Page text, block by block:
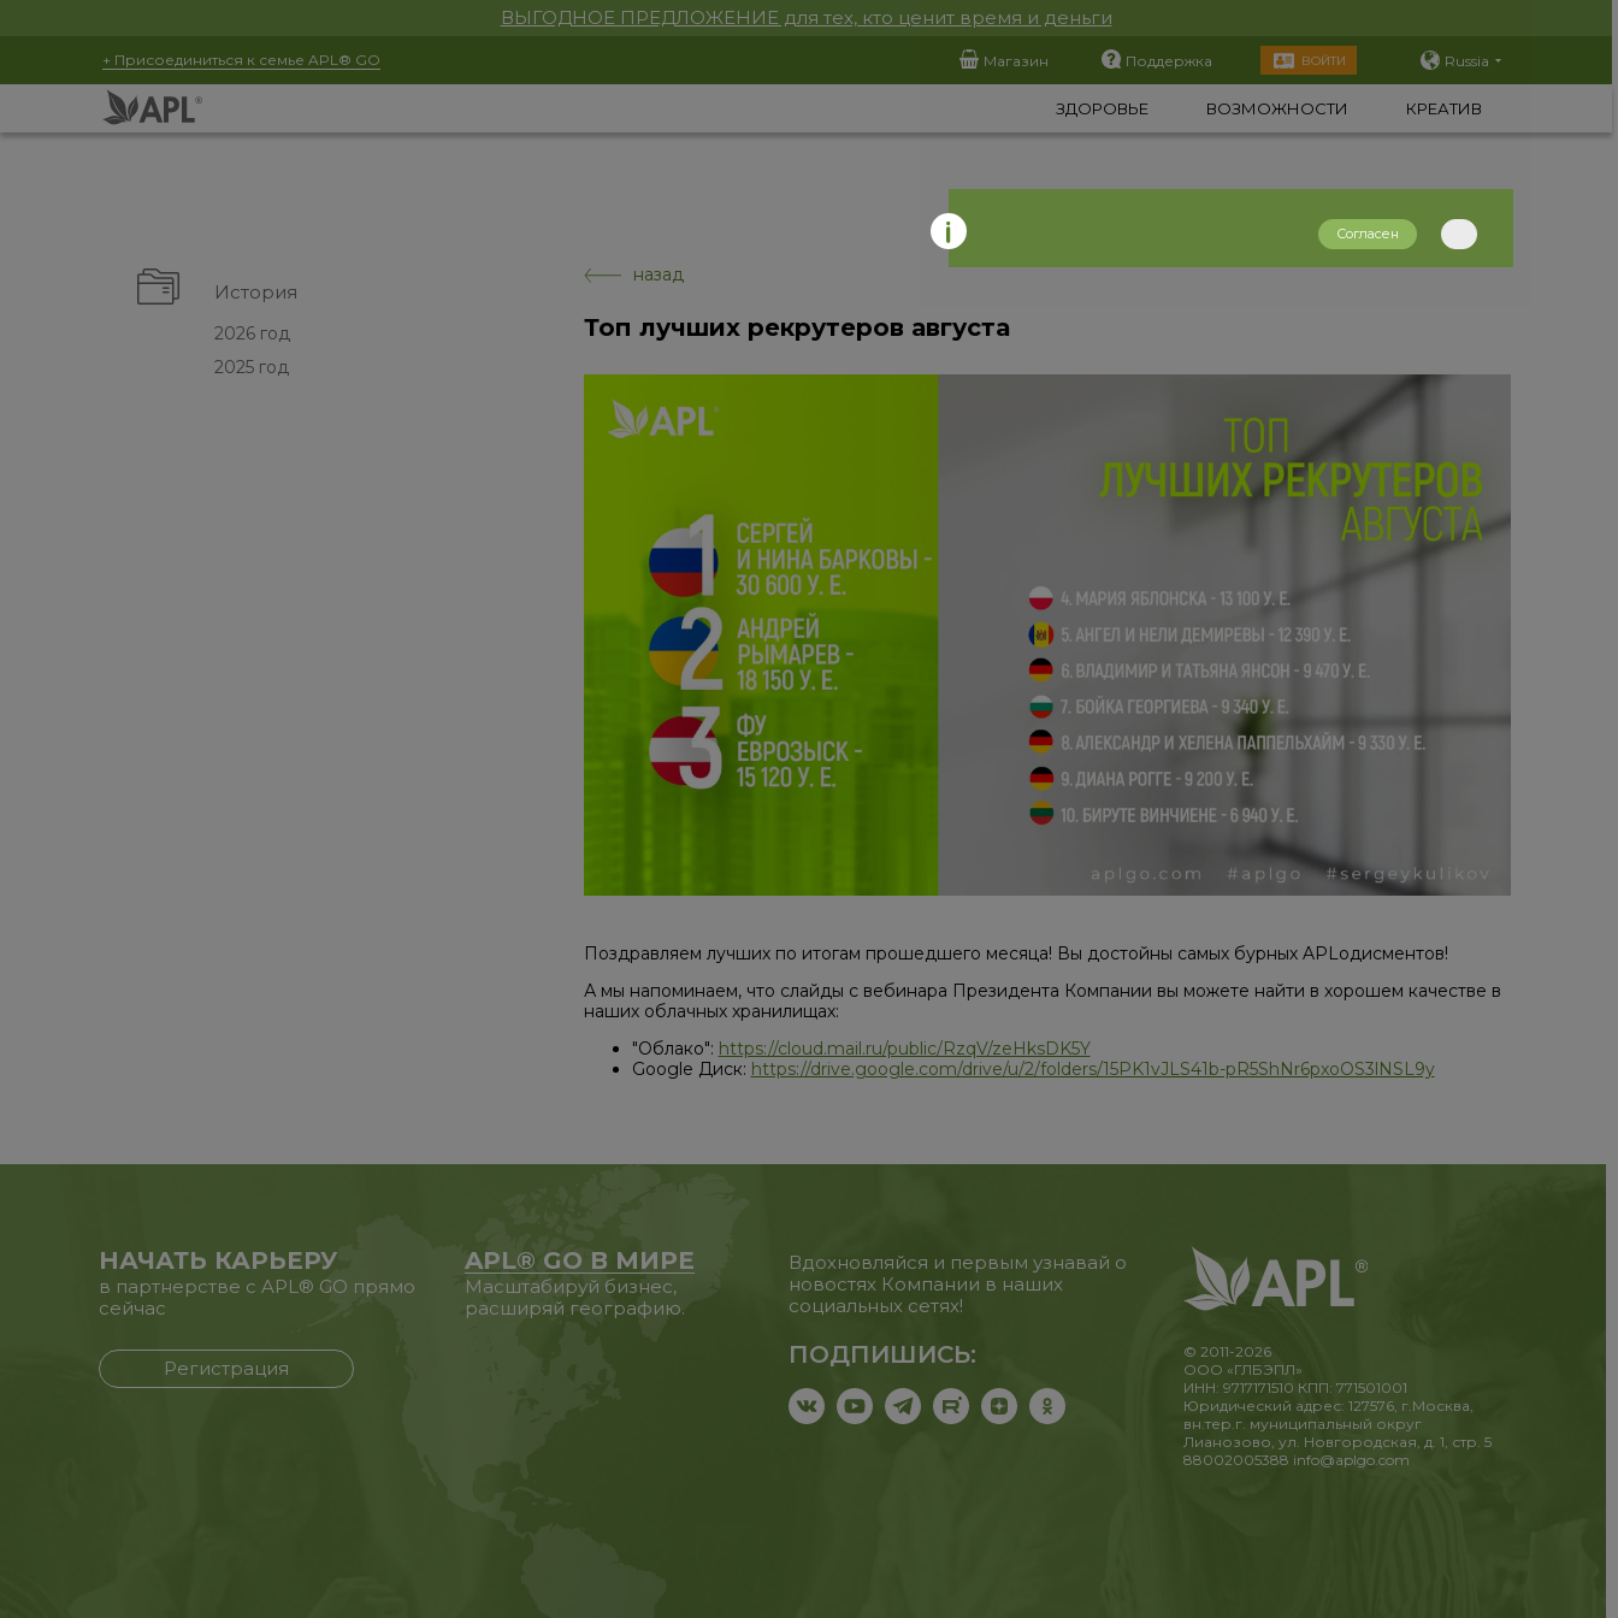
ВЫГОДНОЕ ПРЕДЛОЖЕНИЕ для тех, кто ценит время и деньги
+ Присоединиться к семье APL® GO Магазин Поддержка ВОЙТИ Russia
ЗДОРОВЬЕ ВОЗМОЖНОСТИ КРЕАТИВ
История
2026 год
2025 год
назад
Топ лучших рекрутеров августа
Поздравляем лучших по итогам прошедшего месяца! Вы достойны самых бурных APLодисментов!
А мы напоминаем, что слайды с вебинара Президента Компании вы можете найти в хорошем качестве в
наших облачных хранилищах:
"Облако": https://cloud.mail.ru/public/RzqV/zeHksDK5Y
Google Диск: https://drive.google.com/drive/u/2/folders/15PK1vJLS41b-pR5ShNr6pxoOS3lNSL9y
НАЧАТЬ КАРЬЕРУ
в партнерстве с APL® GO прямо
сейчас
Регистрация
APL® GO В МИРЕ
Масштабируй бизнес,
расширяй географию.
Вдохновляйся и первым узнавай о
новостях Компании в наших
социальных сетях!
ПОДПИШИСЬ:
© 2011-2026
ООО «ГЛБЭПЛ»
ИНН: 9717171510 КПП: 771501001
Юридический адрес: 127576, г.Москва,
вн.тер.г. муниципальный округ
Лианозово, ул. Новгородская, д. 1, стр. 5
88002005388 info@aplgo.com
Согласен